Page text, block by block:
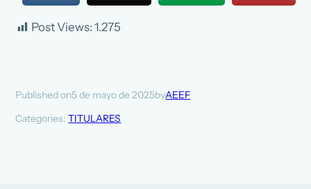
Post Views: 1.275
Published on5 de mayo de 2025byAEEF
Categories:TITULARES